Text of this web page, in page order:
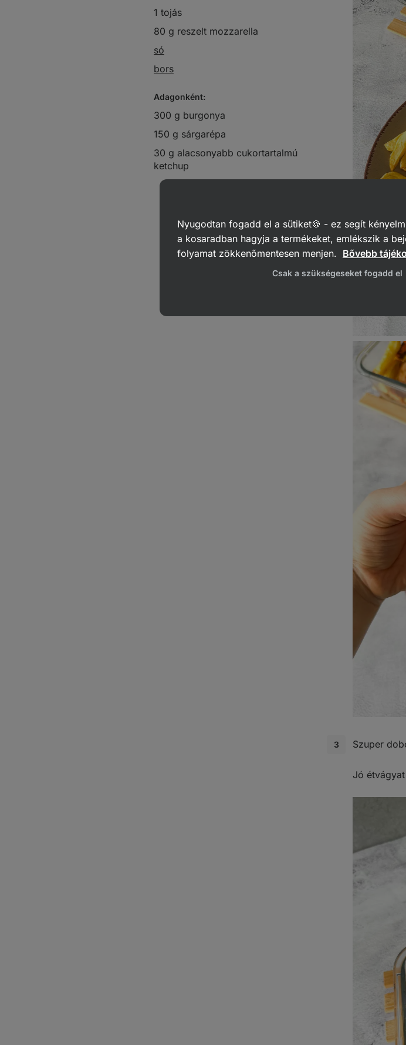
1 tojás
80 g reszelt mozzarella
só
bors
Adagonként:
300 g burgonya
150 g sárgarépa
30 g alacsonyabb cukortartalmú
ketchup
Szuper
Jó
Nyugodtan fogadd el a sütiket🍪 - ez segít
a kosaradban hagyja a termékeket, emlékszik a
folyamat zökkenőmentesen menjen. Bővebb
Csak a szükségeseket fogadd el